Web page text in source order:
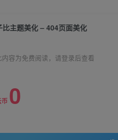
比主题美化 – 404页面美化
内容为免费阅读，请登录后查看
币 0